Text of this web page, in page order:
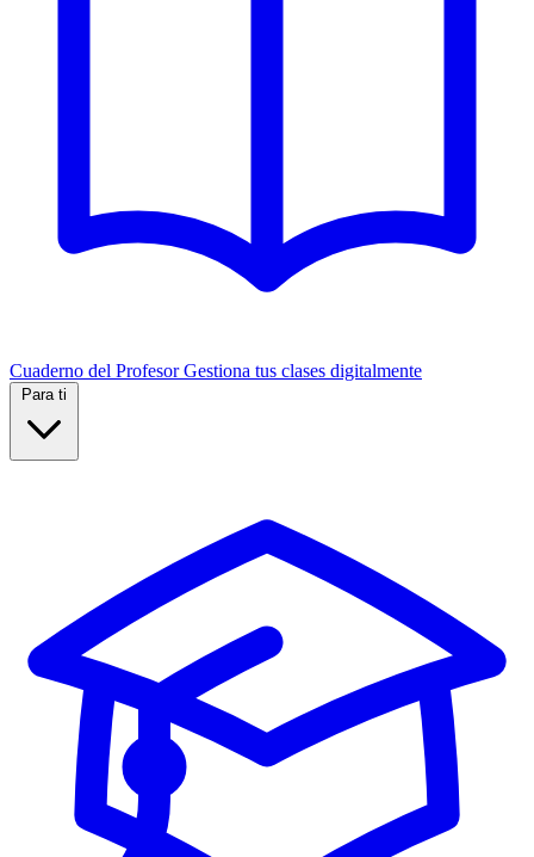
Cuaderno del Profesor Gestiona tus clases digitalmente